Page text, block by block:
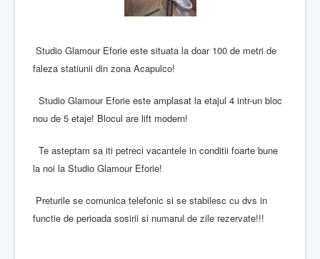
Studio Glamour Eforie este situata la doar 100 de metri de
faleza statiunii din zona Acapulco!
Studio Glamour Eforie este amplasat la etajul 4 intr-un bloc
nou de 5 etaje! Blocul are lift modern!
Te asteptam sa iti petreci vacantele in conditii foarte bune
la noi la Studio Glamour Eforie!
Preturile se comunica telefonic si se stabilesc cu dvs in
functie de perioada sosirii si numarul de zile rezervate!!!